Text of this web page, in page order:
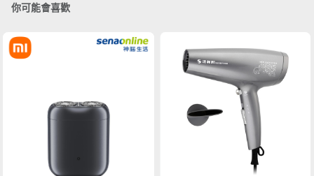
你可能會喜歡